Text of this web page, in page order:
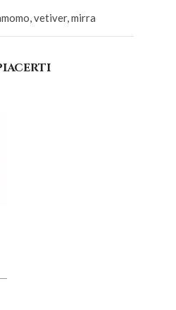
vetiver, mirra